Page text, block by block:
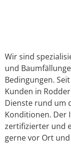
Wir sind
und
Bedingungen.
Kunden in
Dienste rund um
Konditionen. Der
zertifizierter und
gerne vor Ort